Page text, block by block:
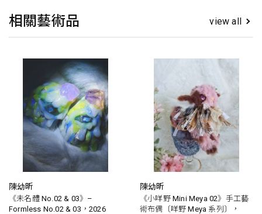
相關藝術品 view all
陳幼昕
《未名體 No.02 & 03》–
Formless No.02 & 03，2026
陳幼昕
《小咩野 Mini Meya 02》手工藝
術布偶〔咩野 Meya 系列〕，